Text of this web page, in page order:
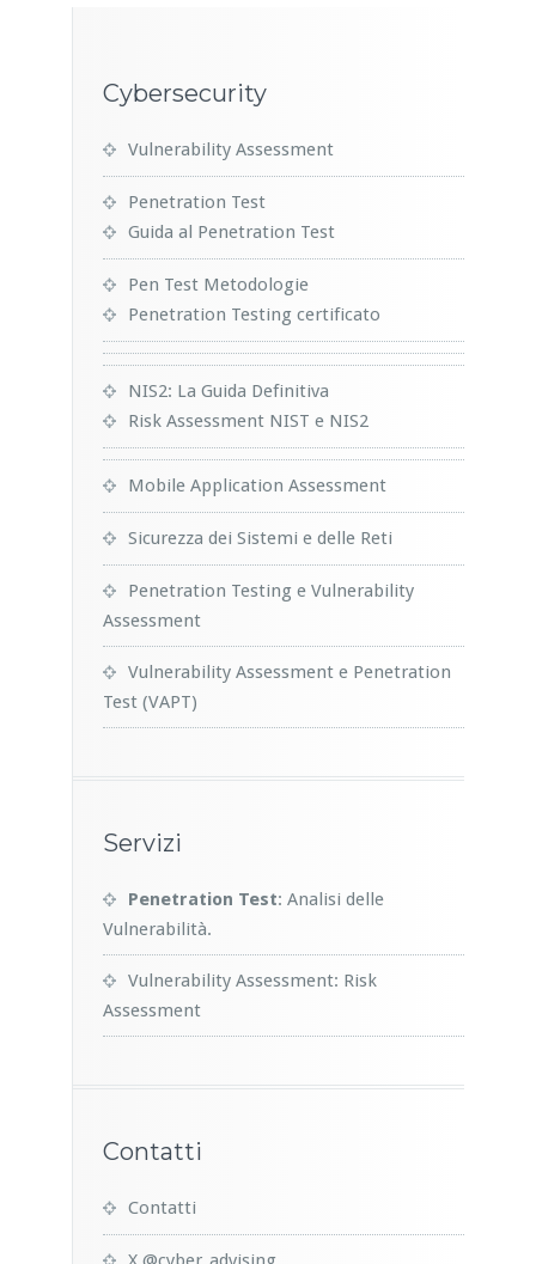
Cybersecurity
Vulnerability Assessment
Penetration Test
Guida al Penetration Test
Pen Test Metodologie
Penetration Testing certificato
NIS2: La Guida Definitiva
Risk Assessment NIST e NIS2
Mobile Application Assessment
Sicurezza dei Sistemi e delle Reti
Penetration Testing e Vulnerability
Assessment
Vulnerability Assessment e Penetration
Test (VAPT)
Servizi
Penetration Test: Analisi delle
Vulnerabilità.
Vulnerability Assessment: Risk
Assessment
Contatti
Contatti